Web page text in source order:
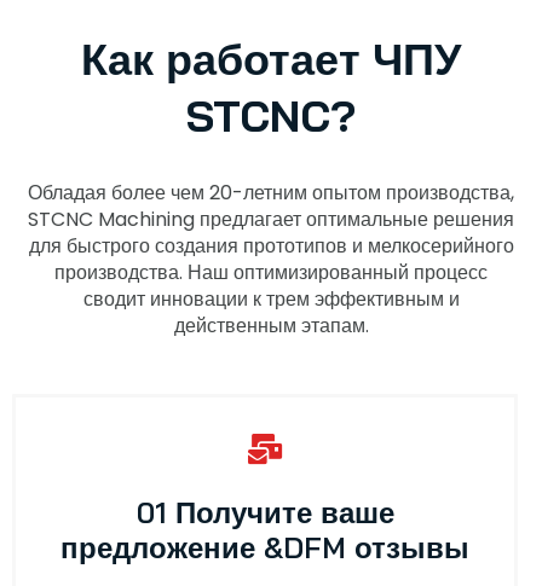
Как работает ЧПУ
STCNC?
Обладая более чем 20-летним опытом производства,
STCNC Machining предлагает оптимальные решения
для быстрого создания прототипов и мелкосерийного
производства. Наш оптимизированный процесс
сводит инновации к трем эффективным и
действенным этапам.
01 Получите ваше
предложение &DFM отзывы